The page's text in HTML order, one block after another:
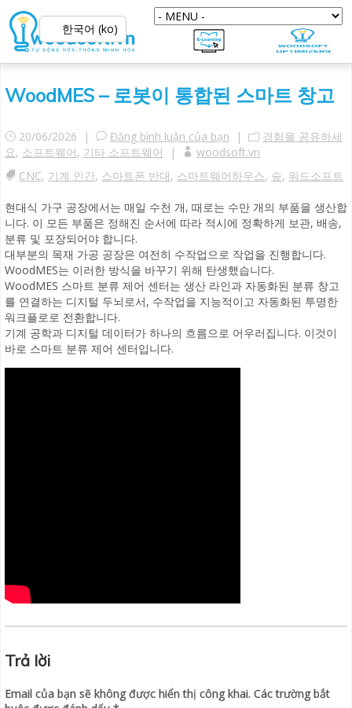
WoodMES – 로봇이 통합된 스마트 창고
20/06/2026 | Đăng bình luận của bạn |
경험을 공유하세
요, 소프트웨어, 기타 소프트웨어 |
woodsoft.vn
CNC, 기계 인간, 스마트폰 반대, 스마트웨어하우스, 숲, 워드소프트
현대식 가구 공장에서는 매일 수천 개, 때로는 수만 개의 부품을 생산합
니다. 이 모든 부품은 정해진 순서에 따라 적시에 정확하게 보관, 배송,
분류 및 포장되어야 합니다.
대부분의 목재 가공 공장은 여전히 수작업으로 작업을 진행합니다.
WoodMES는 이러한 방식을 바꾸기 위해 탄생했습니다.
WoodMES 스마트 분류 제어 센터는 생산 라인과 자동화된 분류 창고
를 연결하는 디지털 두뇌로서, 수작업을 지능적이고 자동화된 투명한
워크플로로 전환합니다.
기계 공학과 디지털 데이터가 하나의 흐름으로 어우러집니다. 이것이
바로 스마트 분류 제어 센터입니다.
Trả lời
Email của bạn sẽ không được hiển thị công khai. Các trường bắt
한국어 (ko)